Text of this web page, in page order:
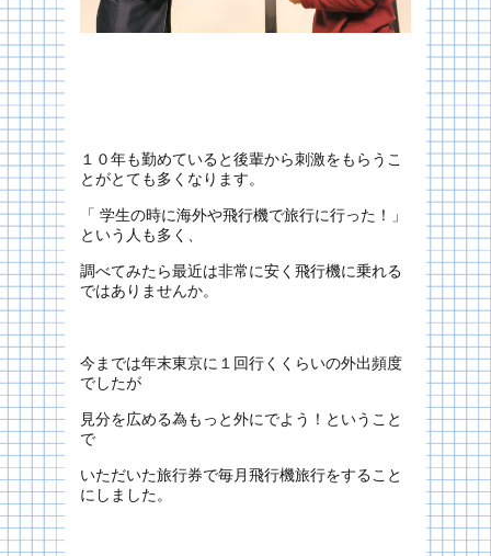
１０年も勤めていると後輩から刺激をもらうこ
とがとても多くなります。
「 学生の時に海外や飛行機で旅行に行った！」
という人も多く、
調べてみたら最近は非常に安く飛行機に乗れる
ではありませんか。
今までは年末東京に１回行くくらいの外出頻度
でしたが
見分を広める為もっと外にでよう！ということ
で
いただいた旅行券で毎月飛行機旅行をすること
にしました。